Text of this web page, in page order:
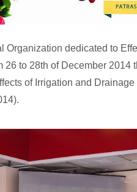
Organization dedicated to
26 to 28th of December 2014
of Irrigation and